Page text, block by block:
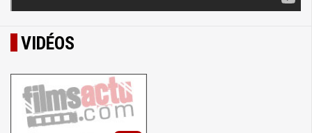
VIDÉOS